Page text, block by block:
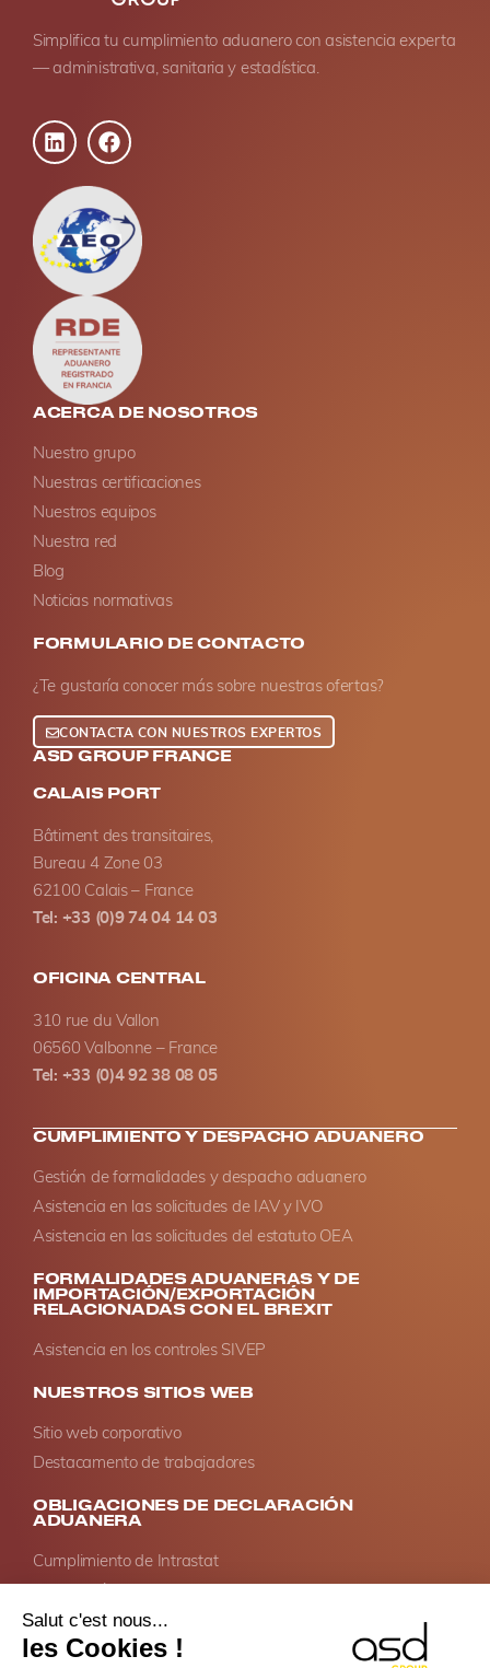
Simplifica tu cumplimiento aduanero con asistencia experta
— administrativa, sanitaria y estadística.
ACERCA DE NOSOTROS
Nuestro grupo
Nuestras certificaciones
Nuestros equipos
Nuestra red
Blog
Noticias normativas
FORMULARIO DE CONTACTO
¿Te gustaría conocer más sobre nuestras ofertas?
CONTACTA CON NUESTROS EXPERTOS
ASD GROUP FRANCE
CALAIS PORT
Bâtiment des transitaires,
Bureau 4 Zone 03
62100 Calais – France
Tel: +33 (0)9 74 04 14 03
OFICINA CENTRAL
310 rue du Vallon
06560 Valbonne – France
Tel: +33 (0)4 92 38 08 05
CUMPLIMIENTO Y DESPACHO ADUANERO
Gestión de formalidades y despacho aduanero
Asistencia en las solicitudes de IAV y IVO
Asistencia en las solicitudes del estatuto OEA
FORMALIDADES ADUANERAS Y DE
IMPORTACIÓN/EXPORTACIÓN
RELACIONADAS CON EL BREXIT
Asistencia en los controles SIVEP
NUESTROS SITIOS WEB
Sitio web corporativo
Destacamento de trabajadores
OBLIGACIONES DE DECLARACIÓN
ADUANERA
Cumplimiento de Intrastat
Impuestos especiales – Ventas a distancia de alcohol
Gestión de declaraciones de diligencia debida según la